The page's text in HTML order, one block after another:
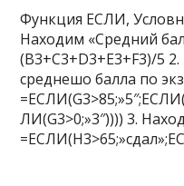
Функция ЕСЛИ,
Находим «Средний
(B3+C3+D3+E3+F3)/5
среднешо балла по
ЛИ(G3>0;»3″)))) 3.